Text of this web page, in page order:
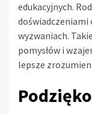
edukacyjnych.
doświadczeniami
wyzwaniach.
pomysłów i
lepsze